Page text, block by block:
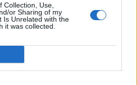
Collection, Use,
or Sharing of my
Is Unrelated with the
it was collected.
εξαιρετικά δύσκολοι